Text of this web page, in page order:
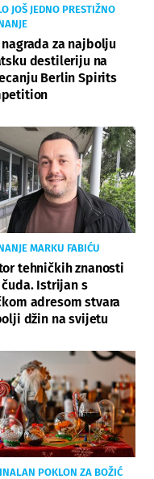
JOŠ JEDNO PRESTIŽNO
za najbolju
destileriju na
Berlin Spirits
MARKU FABIĆU
tehničkih znanosti
Istrijan s
adresom stvara
džin na svijetu
POKLON ZA BOŽIĆ